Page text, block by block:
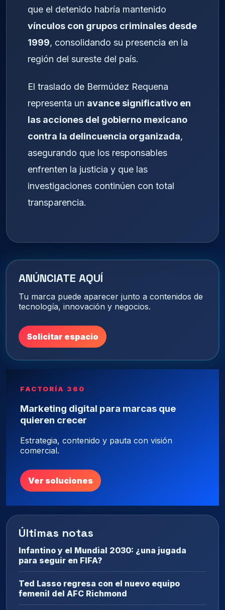
que el detenido habría mantenido
vínculos con grupos criminales desde
1999, consolidando su presencia en la
región del sureste del país.
El traslado de Bermúdez Requena
representa un avance significativo en
las acciones del gobierno mexicano
contra la delincuencia organizada,
asegurando que los responsables
enfrenten la justicia y que las
investigaciones continúen con total
transparencia.
ANÚNCIATE AQUÍ
Tu marca puede aparecer junto a contenidos de
tecnología, innovación y negocios.
Solicitar espacio
FACTORÍA 360
Marketing digital para marcas que
quieren crecer
Estrategia, contenido y pauta con visión
comercial.
Ver soluciones
Últimas notas
Infantino y el Mundial 2030: ¿una jugada
para seguir en FIFA?
Ted Lasso regresa con el nuevo equipo
femenil del AFC Richmond